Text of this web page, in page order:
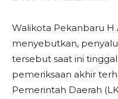
Walikota Pekanbaru H
menyebutkan,
tersebut saat ini
pemeriksaan akhir
Pemerintah Daerah